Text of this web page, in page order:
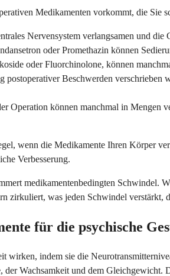
Medikamenten vorkommt, die Sie
Nervensystem verlangsamen und
oder Promethazin können
oder Fluorchinolone, können
Beschwerden
Operation können manchmal in
wenn die Medikamente Ihren Körper
Verbesserung.
medikamentenbedingten Schwindel.
zirkuliert, was jeden Schwindel verstärkt,
für die psychische
wirken, indem sie die
Wachsamkeit und dem Gleichgewicht.